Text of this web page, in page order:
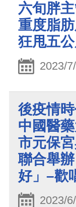
六旬胖
重度脂
狂甩五
2023/
後疫情
中國醫
市元保
聯合舉
好」–歡
2023/